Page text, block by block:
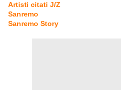
Artisti citati J/Z
Sanremo
Sanremo Story